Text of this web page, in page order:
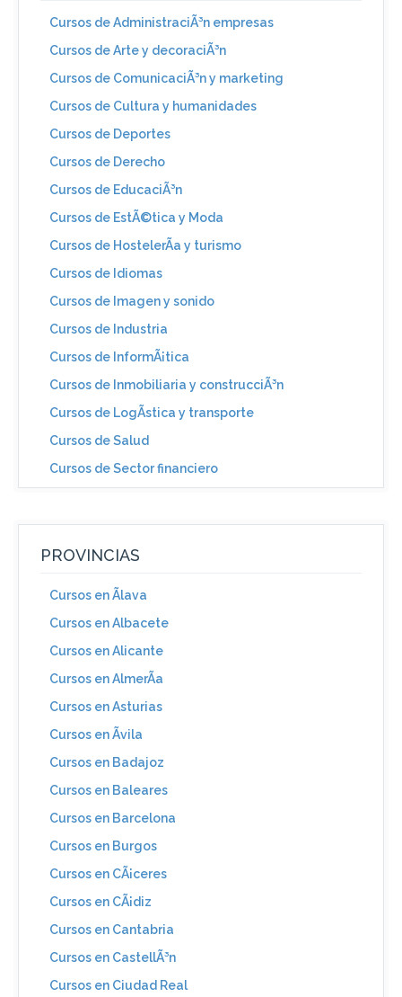
Cursos de AdministraciÃ³n empresas
Cursos de Arte y decoraciÃ³n
Cursos de ComunicaciÃ³n y marketing
Cursos de Cultura y humanidades
Cursos de Deportes
Cursos de Derecho
Cursos de EducaciÃ³n
Cursos de EstÃ©tica y Moda
Cursos de HostelerÃ­a y turismo
Cursos de Idiomas
Cursos de Imagen y sonido
Cursos de Industria
Cursos de InformÃ¡tica
Cursos de Inmobiliaria y construcciÃ³n
Cursos de LogÃ­stica y transporte
Cursos de Salud
Cursos de Sector financiero
PROVINCIAS
Cursos en Ãlava
Cursos en Albacete
Cursos en Alicante
Cursos en AlmerÃ­a
Cursos en Asturias
Cursos en Ãvila
Cursos en Badajoz
Cursos en Baleares
Cursos en Barcelona
Cursos en Burgos
Cursos en CÃ¡ceres
Cursos en CÃ¡diz
Cursos en Cantabria
Cursos en CastellÃ³n
Cursos en Ciudad Real